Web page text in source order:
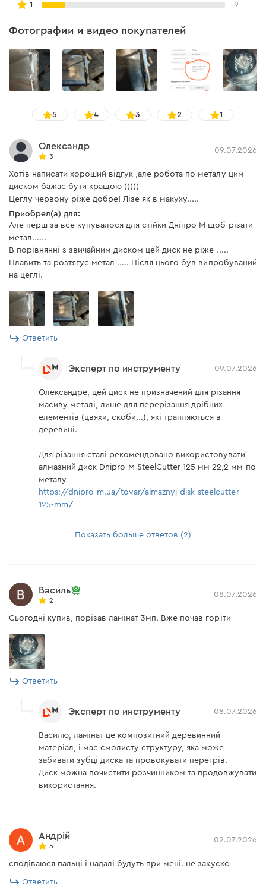
1 9
Фотографии и видео покупателей
5 4 3 2 1
Олександр
3
09.07.2026
Хотів написати хороший відгук ,але робота по металу цим
диском бажає бути кращою (((((
Цеглу червону ріже добре! Лізе як в макуху.....
Приобрел(а) для:
Але перш за все купувалося для стійки Дніпро М щоб різати
метал......
В порівнянні з звичайним диском цей диск не ріже .....
Плавить та розтягує метал ..... Після цього був випробуваний
на цеглі.
Ответить
Эксперт по инструменту 09.07.2026
Олександре, цей диск не призначений для різання
масиву металі, лише для перерізання дрібних
елементів (цвяхи, скоби...), які трапляються в
деревині.
Для різання сталі рекомендовано використовувати
алмазний диск Dnipro-M SteelCutter 125 мм 22,2 мм по
металу
https://dnipro-m.ua/tovar/almaznyj-disk-steelcutter-
125-mm/
Показать больше ответов (2)
Василь
2
08.07.2026
Сьогодні купив, порізав ламінат 3мп. Вже почав горіти
Ответить
Эксперт по инструменту 08.07.2026
Василю, ламінат це композитний деревинний
матеріал, і має смолисту структуру, яка може
забивати зубці диска та провокувати перегрів.
Диск можна почистити розчинником та продовжувати
використання.
Андрій
5
02.07.2026
сподіваюся пальці і надалі будуть при мені. не закускє
Ответить